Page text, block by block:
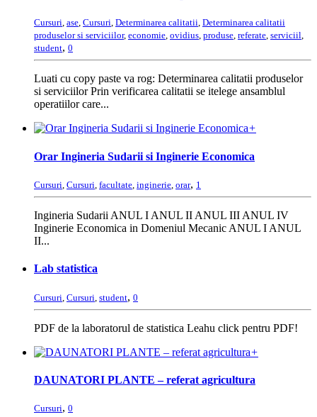
Cursuri, ase, Cursuri, Determinarea calitatii, Determinarea calitatii
produselor si serviciilor, economie, ovidius, produse, referate, serviciil,
student, 0
Luati cu copy paste va rog: Determinarea calitatii produselor
si serviciilor Prin verificarea calitatii se itelege ansamblul
operatiilor care...
+
Orar Ingineria Sudarii si Inginerie Economica
Cursuri, Cursuri, facultate, inginerie, orar, 1
Ingineria Sudarii ANUL I ANUL II ANUL III ANUL IV
Inginerie Economica in Domeniul Mecanic ANUL I ANUL
II...
Lab statistica
Cursuri Cursuri student, 0
PDF de la laboratorul de statistica Leahu click pentru PDF!
+
DAUNATORI PLANTE – referat agricultura
Cursuri, 0